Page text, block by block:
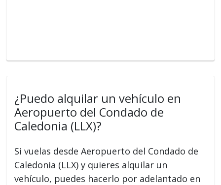
¿Puedo alquilar un vehículo en
Aeropuerto del Condado de
Caledonia (LLX)?
Si vuelas desde Aeropuerto del Condado de
Caledonia (LLX) y quieres alquilar un
vehículo, puedes hacerlo por adelantado en